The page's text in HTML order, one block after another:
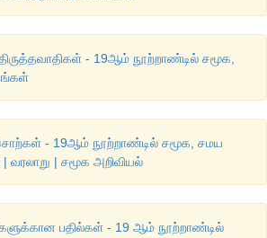
- 19ஆம் நூற்றாண்டில் சமூக,
- 19ஆம் நூற்றாண்டில் சமூக, சமய
| சமூக அறிவியல்
பதில்கள் - 19 ஆம் நூற்றாண்டில்